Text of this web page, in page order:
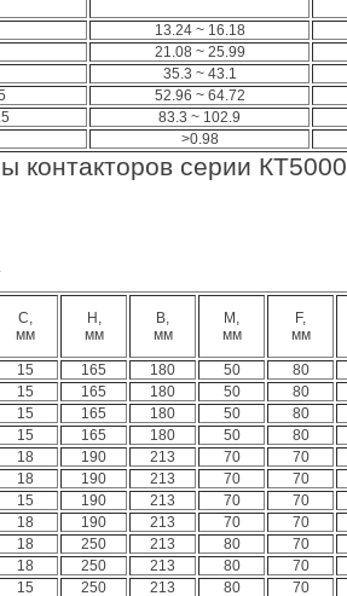
13.24 ~ 16.18
21.08 ~ 25.99
35.3 ~ 43.1
52.96 ~ 64.72
83.3 ~ 102.9
>0.98
контакторов серии КТ5000
C,
мм
H,
мм
B,
мм
M,
мм
F,
мм
15 165 180 50 80
15 165 180 50 80
15 165 180 50 80
15 165 180 50 80
18 190 213 70 70
18 190 213 70 70
15 190 213 70 70
18 190 213 70 70
18 250 213 80 70
18 250 213 80 70
15 250 213 80 70